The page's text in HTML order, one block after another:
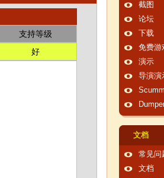
支持等级
好
截图
论坛
下载
免费游
演示
导演演
文档
常见问
文档